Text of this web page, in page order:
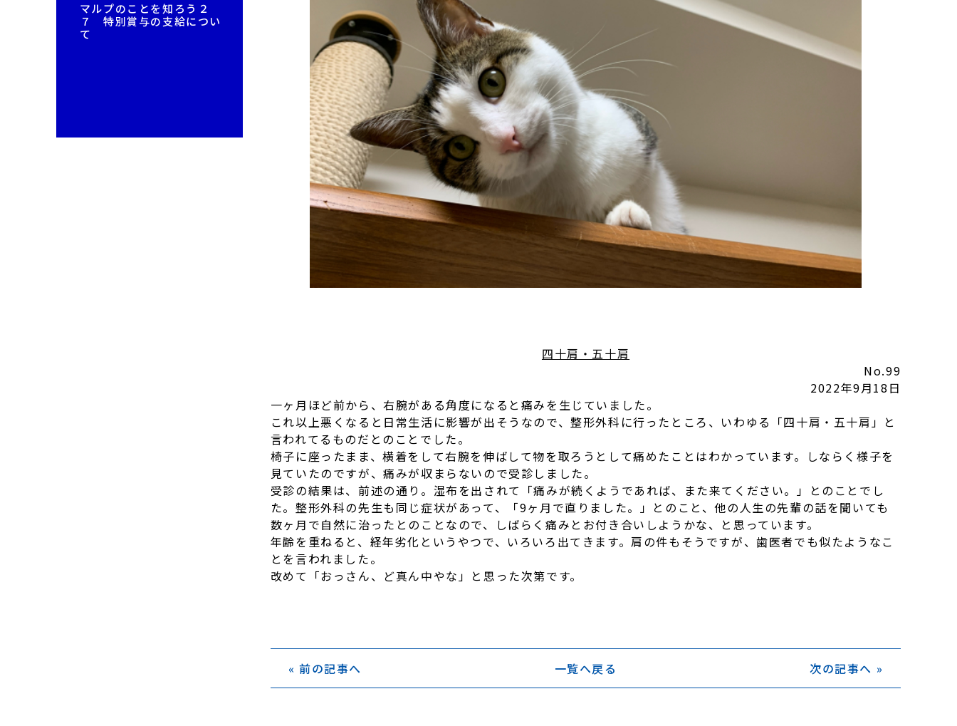
マルプのことを知ろう２
７ 特別賞与の支給につい
て
四十肩・五十肩
No.99
2022年9月18日
一ヶ月ほど前から、右腕がある角度になると痛みを生じていました。
これ以上悪くなると日常生活に影響が出そうなので、整形外科に行ったところ、いわゆる「四十肩・五十肩」と
言われてるものだとのことでした。
椅子に座ったまま、横着をして右腕を伸ばして物を取ろうとして痛めたことはわかっています。しならく様子を
見ていたのですが、痛みが収まらないので受診しました。
受診の結果は、前述の通り。湿布を出されて「痛みが続くようであれば、また来てください。」とのことでし
た。整形外科の先生も同じ症状があって、「9ヶ月で直りました。」とのこと、他の人生の先輩の話を聞いても
数ヶ月で自然に治ったとのことなので、しばらく痛みとお付き合いしようかな、と思っています。
年齢を重ねると、経年劣化というやつで、いろいろ出てきます。肩の件もそうですが、歯医者でも似たようなこ
とを言われました。
改めて「おっさん、ど真ん中やな」と思った次第です。​
« 前の記事へ 一覧へ戻る 次の記事へ »